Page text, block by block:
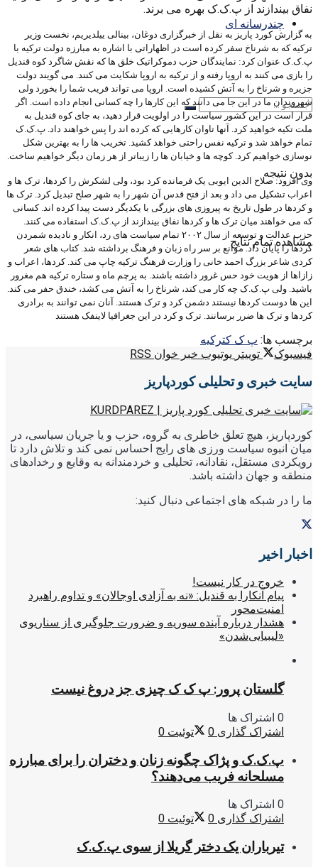
چندرسانه ای
بدون نتیجه
مشاهده تمام نتایج
نفاق بیندازند از پ.ک.ک بهره می برند.
به گزارش کورد پاریز به نقل از خبرگزاری دوغان، بینالی ییلدیریم، نخست وزیر
ترکیه که به شرناخ سفر کرده است در اظهاراتی با اشاره به مبارزه دولت ترکیه با
پ.ک.ک عنوان کرد: نمایندگان حزب دموکراتیک خلق ها که نقش شاگرد کوه قندیل
را بازی می کنند به اروپا رفته و از ترکیه به اروپا شکایت می کنند. می گویند دولت
جزیره و شرناخ را به آتش کشیده است. اروپا می تواند فریب شما را بخورد ولی
شهروندان ما در این جا می دانند که این کارها را چه کسانی انجام داده است. اگر
قرار است در این کشور سیاست را در اولویت قرار دهید، به جای کوه قندیل به
ملت تکیه خواهید کرد. آنها تاوان کارهایی که کرده اند را پس خواهند داد. پ.ک.ک
تمام خواهد شد و ترکیه نفس راحتی خواهد کشید. تخریب ها را به بهترین شکل
نوسازی خواهیم کرد. کوچه ها و خیابان ها را زیباتر از هر زمان دیگر خواهیم ساخت.
وی افزود: صلاح الدین ایوبی یک فرمانده کرد بود، ولی لشکرش را کردها، ترک ها و
اعراب تشکیل می داد و بعد از فتح قدس آن شهر را به شهر صلح تبدیل کرد. ترک ها
و کردها در طول تاریخ به پیروزی های بزرگی با یکدیگر دست پیدا کرده اند. کسانی
که می خواهند میان ترک ها و کردها نفاق بیندازند از پ.ک.ک استفاده می کنند.
حزب عدالت و توسعه از سال ۲۰۰۲ تمام سیاست های رد، انکار و نادیده شمردن
کردها را پایان داد. موانع بر سر راه زبان و فرهنگ برداشته شد. کتاب های شعر
کردی شاعر بزرگ احمد خانی را وزارت فرهنگ ترکیه چاپ می کند. کردها، اعراب و
زازاها از هویت خود حس غرور داشته باشند. به پرچم ماه و ستاره ترکیه هم مغرور
باشید. ولی پ.ک.ک چه کار می کند، شرناخ را به آتش می کشد، خندق حفر می کند.
این ها دوست کردها نیستند دشمن کرد و ترک هستند. آنان نمی توانند به برادری
کردها و ترک ها ضرر برسانند. ترک و کرد در این جغرافیا لاینفک هستند
برچسب ها: پ ک کترکیه
فیسبوک
توییتر یوتیوب خبر خوان RSS
سایت خبری و تحلیلی کوردپاریز
کوردپاریز، هیچ تعلق خاطری به گروه، حزب و یا جریان سیاسی، در
میان انبوه سیاست ورزی های رایج احساس نمی کند و تلاش دارد تا
رویکردی مستقل، نقادانه، تحلیلی و خردمندانه به وقایع و رخدادهای
منطقه و جهان داشته باشد.
ما را در شبکه های اجتماعی دنبال کنید:
اخبار اخیر
خروج در کار نیست!
پیام آنکارا به قندیل: «نه به آزادی اوجالان» و تداوم راهبرد
امنیت‌محور
هشدار درباره آینده سوریه و ضرورت جلوگیری از سناریوی
«لیبیایی‌شدن»
گلستان پرور: پ ک ک چیزی جز دروغ نیست
0 اشتراک ها
اشتراک گذاری 0 توئیت 0
پ.ک.ک و پژاک چگونه زنان و دختران را برای مبارزه
مسلحانه فریب می‌دهند؟
0 اشتراک ها
اشتراک گذاری 0 توئیت 0
تیرباران یک دختر گریلا از سوی پ.ک.ک